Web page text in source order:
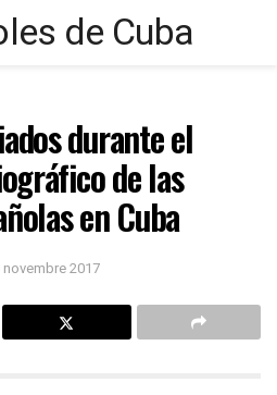
durante el
de las
en Cuba
novembre 2017